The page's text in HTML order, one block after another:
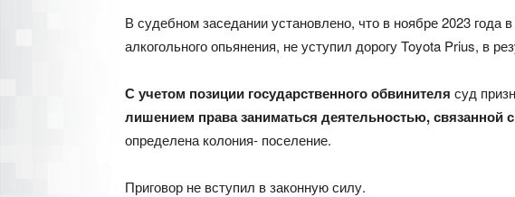
В судебном заседании установлено, что в ноябре 2023
алкогольного опьянения, не уступил дорогу Toyota Prius, в
С учетом позиции государственного обвинителя суд
лишением права заниматься деятельностью, связанной
определена колония- поселение.
Приговор не вступил в законную силу.